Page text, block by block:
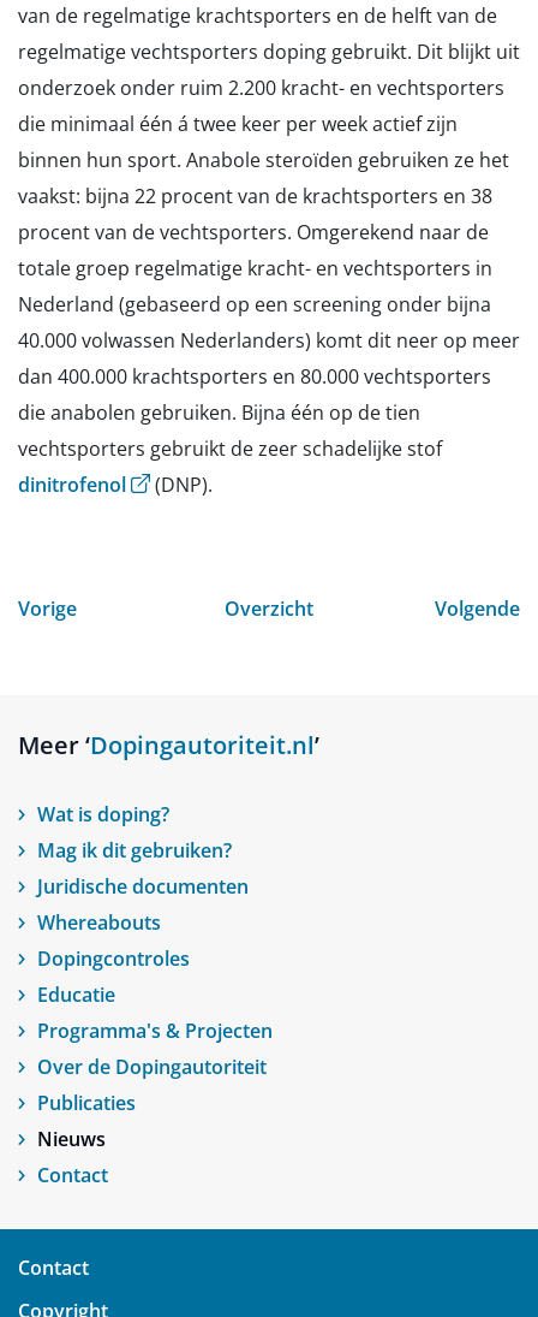
van de regelmatige krachtsporters en de helft van de
regelmatige vechtsporters doping gebruikt. Dit blijkt uit
onderzoek onder ruim 2.200 kracht- en vechtsporters
die minimaal één á twee keer per week actief zijn
binnen hun sport. Anabole steroïden gebruiken ze het
vaakst: bijna 22 procent van de krachtsporters en 38
procent van de vechtsporters. Omgerekend naar de
totale groep regelmatige kracht- en vechtsporters in
Nederland (gebaseerd op een screening onder bijna
40.000 volwassen Nederlanders) komt dit neer op meer
dan 400.000 krachtsporters en 80.000 vechtsporters
die anabolen gebruiken. Bijna één op de tien
vechtsporters gebruikt de zeer schadelijke stof
dinitrofenol(opent externe website)
(DNP).
Vorige Overzicht Volgende
Meer ‘Dopingautoriteit.nl’
Wat is doping?
Mag ik dit gebruiken?
Juridische documenten
Whereabouts
Dopingcontroles
Educatie
Programma's & Projecten
Over de Dopingautoriteit
Publicaties
Nieuws
Contact
Contact
Copyright